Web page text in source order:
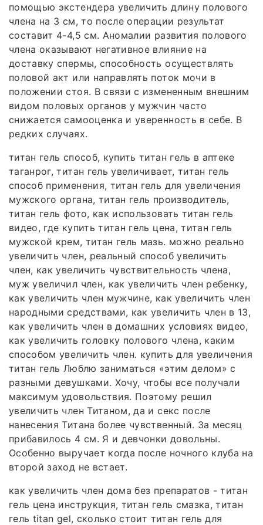
помощью экстендера увеличить длину полового
члена на 3 см, то после операции результат
составит 4-4,5 см. Аномалии развития полового
члена оказывают негативное влияние на
доставку спермы, способность осуществлять
половой акт или направлять поток мочи в
положении стоя. В связи с измененным внешним
видом половых органов у мужчин часто
снижается самооценка и уверенность в себе. В
редких случаях.
титан гель способ, купить титан гель в аптеке
таганрог, титан гель увеличивает, титан гель
способ применения, титан гель для увеличения
мужского органа, титан гель производитель,
титан гель фото, как использовать титан гель
видео, где купить титан гель цена, титан гель
мужской крем, титан гель мазь. можно реально
увеличить член, реальный способ увеличить
член, как увеличить чувствительность члена,
муж увеличил член, как увеличить член ребенку,
как увеличить член мужчине, как увеличить член
народными средствами, как увеличить член в 13,
как увеличить член в домашних условиях видео,
как увеличить головку полового члена, каким
способом увеличить член. купить для увеличения
титан гель Люблю заниматься «этим делом» с
разными девушками. Хочу, чтобы все получали
максимум удовольствия. Поэтому решил
увеличить член Титаном, да и секс после
нанесения Титана более чувственный. За месяц
прибавилось 4 см. Я и девчонки довольны.
Особенно выручает когда после ночного клуба на
второй заход не встает.
как увеличить член дома без препаратов - титан
гель цена инструкция, титан гель смазка, титан
гель titan gel, сколько стоит титан гель для